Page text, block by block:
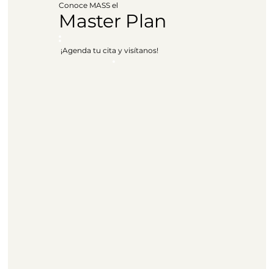
Conoce MASS el
Master Plan
¡Agenda tu cita y visítanos!